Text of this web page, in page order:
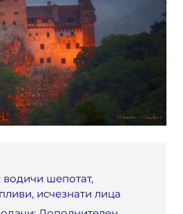
водичи шепотат,
исчезнати лица